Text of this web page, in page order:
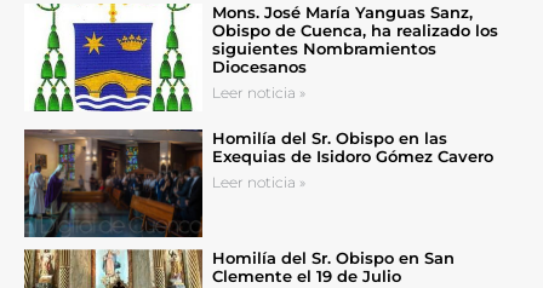
Mons. José María Yanguas Sanz,
Obispo de Cuenca, ha realizado los
siguientes Nombramientos
Diocesanos
Leer noticia »
Homilía del Sr. Obispo en las
Exequias de Isidoro Gómez Cavero
Leer noticia »
Homilía del Sr. Obispo en San
Clemente el 19 de Julio